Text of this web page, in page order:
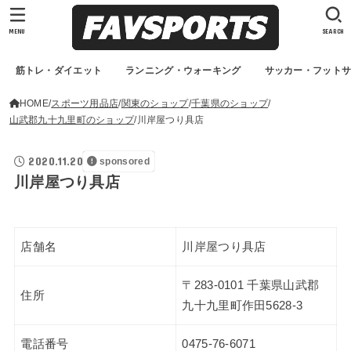
筋トレ・ダイエット ランニング・ウォーキング サッカー・フット
SEARCH
MENU
HOME スポーツ用品店 関東のショップ 千葉県のショップ
山武郡九十九里町のショップ 川岸屋つり具店
2020.11.20 sponsored
川岸屋つり具店
店舗名 川岸屋つり具店
住所
〒283-0101 千葉県山武郡
九十九里町作田5628-3
電話番号 0475-76-6071